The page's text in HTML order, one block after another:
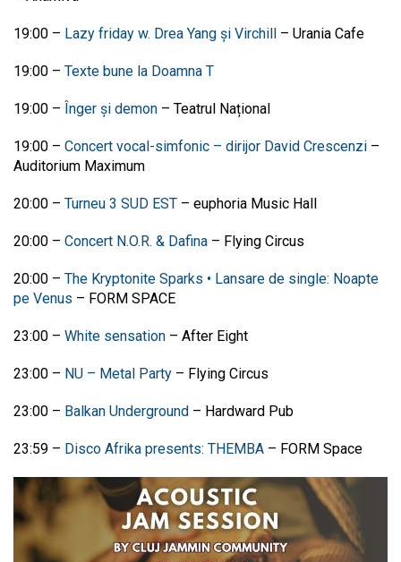
19:00 – Lazy friday w. Drea Yang și Virchill – Urania Cafe
19:00 – Texte bune la Doamna T
19:00 – Înger și demon – Teatrul Național
19:00 – Concert vocal-simfonic – dirijor David Crescenzi –
Auditorium Maximum
20:00 – Turneu 3 SUD EST – euphoria Music Hall
20:00 – Concert N.O.R. & Dafina – Flying Circus
20:00 – The Kryptonite Sparks • Lansare de single: Noapte
pe Venus – FORM SPACE
23:00 – White sensation – After Eight
23:00 – NU – Metal Party – Flying Circus
23:00 – Balkan Underground – Hardward Pub
23:59 – Disco Afrika presents: THEMBA – FORM Space